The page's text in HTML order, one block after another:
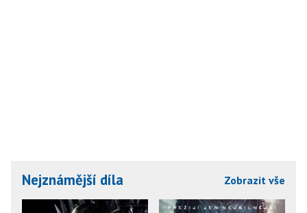
Nejznámější díla Zobrazit vše